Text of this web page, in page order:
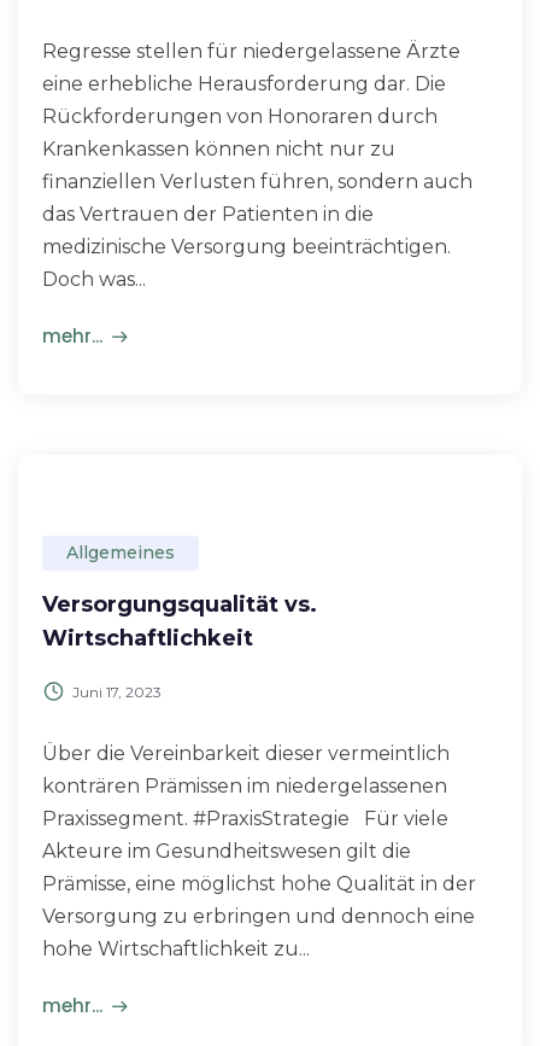
Regresse stellen für niedergelassene Ärzte
eine erhebliche Herausforderung dar. Die
Rückforderungen von Honoraren durch
Krankenkassen können nicht nur zu
finanziellen Verlusten führen, sondern auch
das Vertrauen der Patienten in die
medizinische Versorgung beeinträchtigen.
Doch was...
mehr...
Allgemeines
Versorgungsqualität vs.
Wirtschaftlichkeit
Juni 17, 2023
Über die Vereinbarkeit dieser vermeintlich
konträren Prämissen im niedergelassenen
Praxissegment. #PraxisStrategie Für viele
Akteure im Gesundheitswesen gilt die
Prämisse, eine möglichst hohe Qualität in der
Versorgung zu erbringen und dennoch eine
hohe Wirtschaftlichkeit zu...
mehr...